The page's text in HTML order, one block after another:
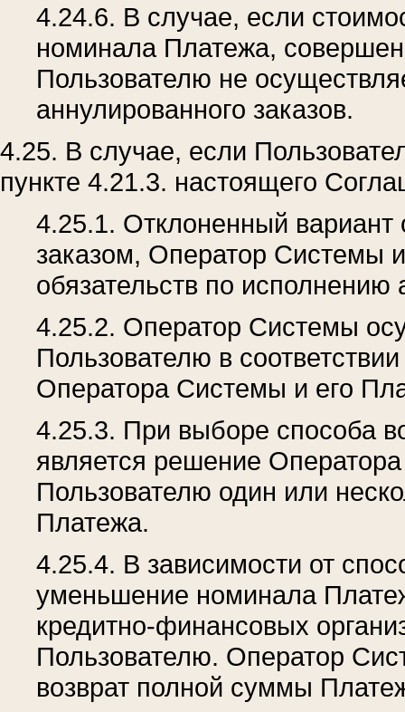
4.24.6. В случае, если
номинала Платежа,
Пользователю не
аннулированного заказов.
4.25. В случае, если
пункте 4.21.3. настоящего
4.25.1. Отклоненный вариант
заказом, Оператор Системы
обязательств по исполнению
4.25.2. Оператор Системы
Пользователю в
Оператора Системы и его
4.25.3. При выборе способа
является решение
Пользователю один или
Платежа.
4.25.4. В зависимости от
уменьшение номинала
кредитно-финансовых
Пользователю. Оператор
возврат полной суммы